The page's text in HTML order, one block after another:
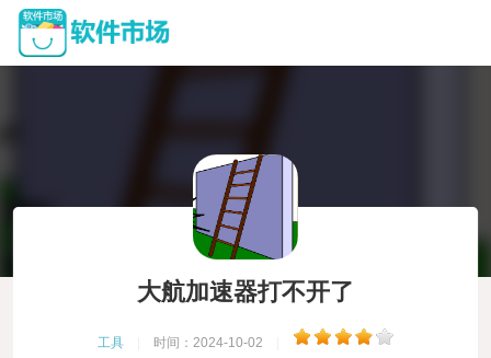
大航加速器打不开了
工具 时间：2024-10-02